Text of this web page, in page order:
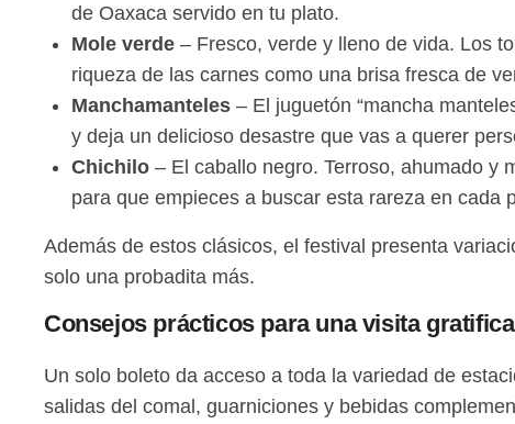
de Oaxaca servido en tu plato.
Mole verde – Fresco, verde y lleno de vida. Los
riqueza de las carnes como una brisa fresca de
Manchamanteles – El juguetón “mancha
y deja un delicioso desastre que vas a querer
Chichilo – El caballo negro. Terroso, ahumado y
para que empieces a buscar esta rareza en cada
Además de estos clásicos, el festival presenta
solo una probadita más.
Consejos prácticos para una visita
Un solo boleto da acceso a toda la variedad de
salidas del comal, guarniciones y bebidas